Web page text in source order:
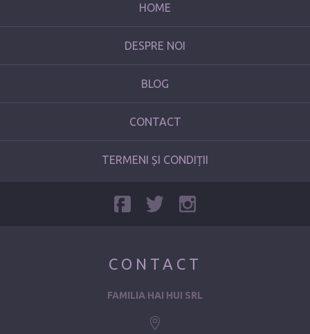
HOME
DESPRE NOI
BLOG
CONTACT
TERMENI ȘI CONDIȚII
CONTACT
FAMILIA HAI HUI SRL